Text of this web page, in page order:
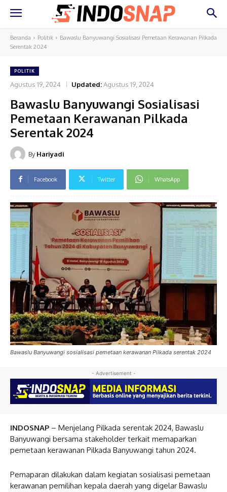
Beranda Politik
Bawaslu Banyuwangi Sosialisasi Pemetaan Kerawanan Pilkada
Serentak 2024
POLITIK
Agustus 19, 2024 Updated:Agustus 19, 2024
Bawaslu Banyuwangi Sosialisasi
Pemetaan Kerawanan Pilkada
Serentak 2024
By Hariyadi
Facebook Twitter WhatsApp
Bawaslu Banyuwangi sosialisasi pemetaan kerawanan Pilkada serentak 2024
- Advertisement -
INDOSNAP – Menjelang Pilkada serentak 2024, Bawaslu
Banyuwangi bersama stakeholder terkait memaparkan
pemetaan kerawanan Pilkada Banyuwangi tahun 2024.
Pemaparan dilakukan dalam kegiatan sosialisasi pemetaan
kerawanan pemilihan kepala daerah yang digelar Bawaslu